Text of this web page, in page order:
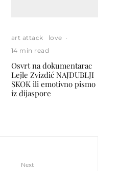
art attack love ·
14 min read
Osvrt na dokumentarac
Lejle Zvizdić NAJDUBLJI
SKOK ili emotivno pismo
iz dijaspore
Next